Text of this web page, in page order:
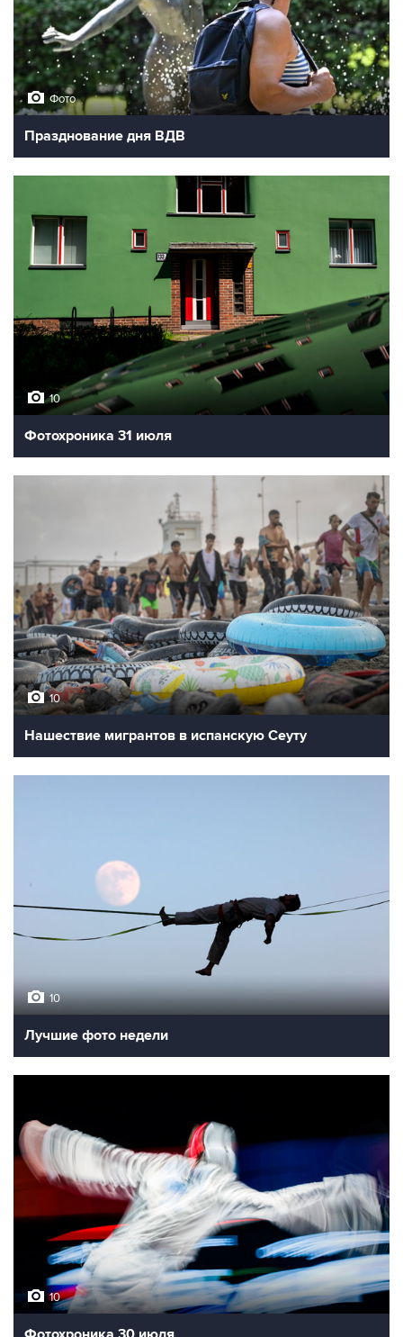
Фото
Празднование дня ВДВ
10
Фотохроника 31 июля
10
Нашествие мигрантов в испанскую Сеуту
10
Лучшие фото недели
10